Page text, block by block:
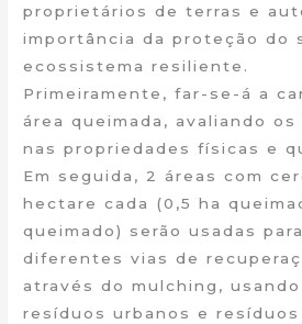
proprietários de terras e
importância da proteção do
ecossistema resiliente.
Primeiramente, far-se-á a
área queimada, avaliando
nas propriedades físicas e
Em seguida, 2 áreas com
hectare cada (0,5 ha
queimado) serão usadas
diferentes vias de
através do mulching,
resíduos urbanos e